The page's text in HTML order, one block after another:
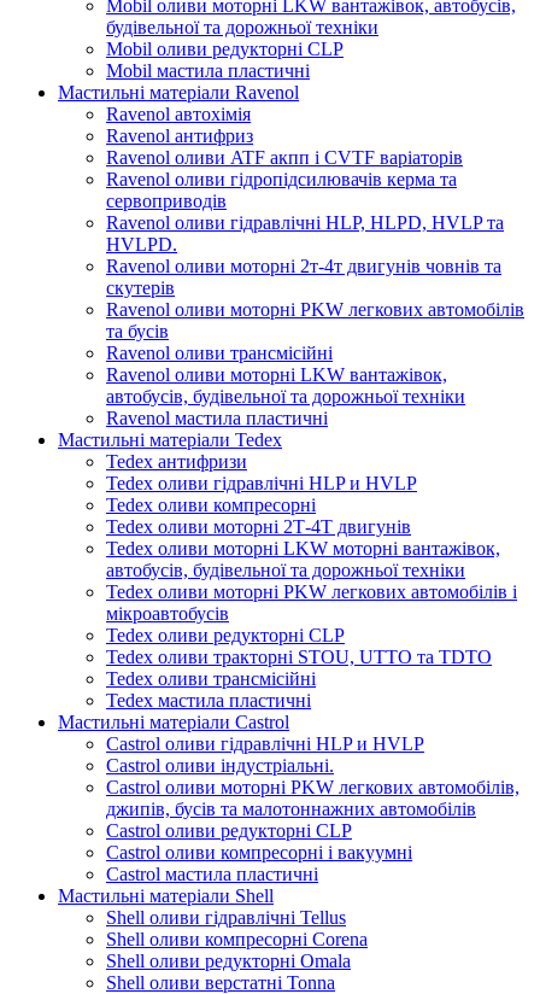
Mobil оливи моторні LKW вантажівок, автобусів,
будівельної та дорожньої техніки
Mobil оливи редукторні CLP
Mobil мастила пластичні
Мастильні матеріали Ravenol
Ravenol автохімія
Ravenol антифриз
Ravenol оливи ATF акпп і CVTF варіаторів
Ravenol оливи гідропідсилювачів керма та
сервоприводів
Ravenol оливи гідравлічні HLP, HLPD, HVLP та
HVLPD.
Ravenol оливи моторні 2т-4т двигунів човнів та
скутерів
Ravenol оливи моторні PKW легкових автомобілів
та бусів
Ravenol оливи трансмісійні
Ravenol оливи моторні LKW вантажівок,
автобусів, будівельної та дорожньої техніки
Ravenol мастила пластичні
Мастильні матеріали Tedex
Tedex антифризи
Tedex оливи гідравлічні HLP и HVLP
Tedex оливи компресорні
Tedex оливи моторні 2Т-4Т двигунів
Tedex оливи моторні LKW моторні вантажівок,
автобусів, будівельної та дорожньої техніки
Tedex оливи моторні PKW легкових автомобілів і
мікроавтобусів
Tedex оливи редукторні CLP
Tedex оливи тракторні STOU, UTTO та TDTO
Tedex оливи трансмісійні
Tedex мастила пластичні
Мастильні матеріали Castrol
Castrol оливи гідравлічні HLP и HVLP
Castrol оливи індустріальні.
Castrol оливи моторні PKW легкових автомобілів,
джипів, бусів та малотоннажних автомобілів
Castrol оливи редукторні CLP
Castrol оливи компресорні і вакуумні
Castrol мастила пластичні
Мастильні матеріали Shell
Shell оливи гідравлічні Tellus
Shell оливи компресорні Corena
Shell оливи редукторні Omala
Shell оливи верстатні Tonna